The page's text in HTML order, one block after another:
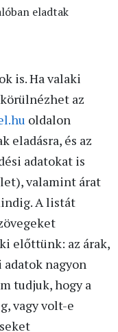
eladtak
is. Ha valaki
az
oldalon
eladásra, és az
adatokat is
valamint árat
A listát
előttünk: az árak,
nagyon
tudjuk, hogy a
vagy volt-e